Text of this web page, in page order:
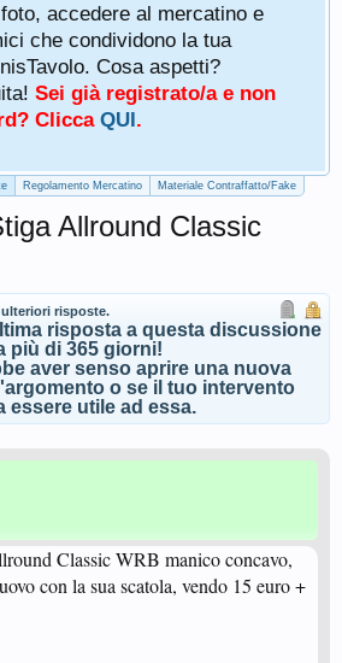
accedere al mercatino e
che condividono la tua
Cosa aspetti?
Sei già registrato/a e non
Clicca QUI.
Regolamento Mercatino Materiale Contraffatto/Fake
Allround Classic
ulteriori risposte.
risposta a questa discussione
più di 365 giorni!
aver senso aprire una nuova
o se il tuo intervento
essere utile ad essa.
Classic WRB manico concavo,
con la sua scatola, vendo 15 euro +